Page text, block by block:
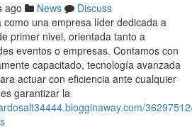
ago News
Discuss
una empresa líder dedicada a
primer nivel, orientada tanto a
eventos o empresas. Contamos con
capacitado, tecnología avanzada
actuar con eficiencia ante cualquier
garantizar la